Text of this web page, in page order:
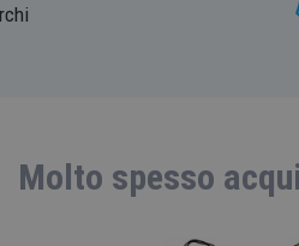
Molto spesso